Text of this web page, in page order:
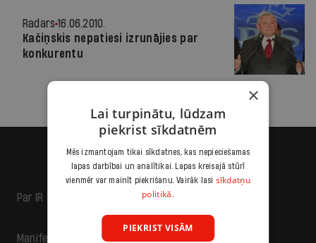
Radars 16.06.2010.
Kačiņskis nepatiesi izrunājies par
konkurentu
Par IR
Manifests
×
Lai turpinātu, lūdzam
piekrist sīkdatnēm
Mēs izmantojam tikai sīkdatnes, kas nepieciešamas
lapas darbībai un analītikai. Lapas kreisajā stūrī
vienmēr var mainīt piekrišanu. Vairāk lasi sīkdatņu
politikā.
PIEKRIST VISĀM